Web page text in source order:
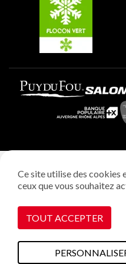
Plagne Aime 2000
Gestion des cookies
Ce site utilise des cookies
ceux que vous souhaitez
TOUT ACCEPTER